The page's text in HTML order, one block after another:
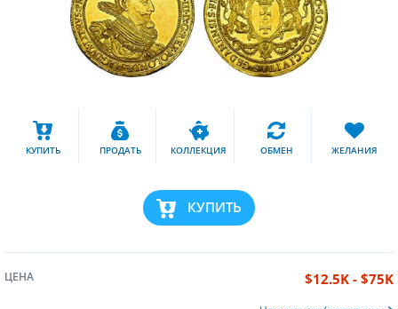
КУПИТЬ ПРОДАТЬ КОЛЛЕКЦИЯ ОБМЕН ЖЕЛАНИЯ
КУПИТЬ
ЦЕНА $12.5K - $75K